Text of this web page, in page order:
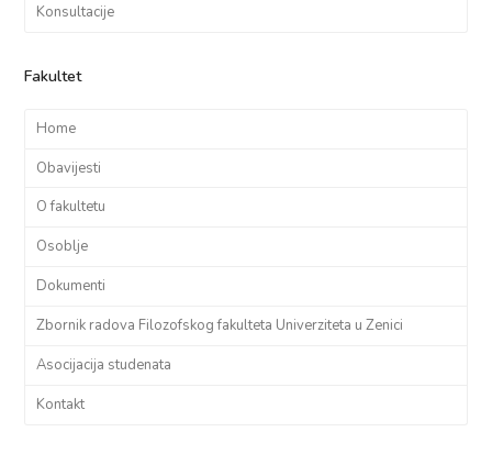
Konsultacije
Fakultet
Home
Obavijesti
O fakultetu
Osoblje
Dokumenti
Zbornik radova Filozofskog fakulteta Univerziteta u Zenici
Asocijacija studenata
Kontakt